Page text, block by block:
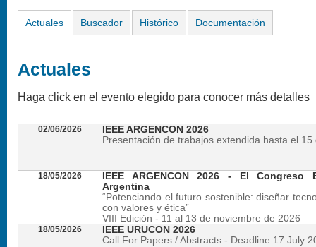
Actuales Buscador Histórico Documentación
Actuales
Haga click en el evento elegido para conocer más detalles
02/06/2026
IEEE ARGENCON 2026
Presentación de trabajos extendida hasta el 15
18/05/2026
IEEE ARGENCON 2026 - El
Argentina
“Potenciando el futuro sostenible: diseñar
con valores y ética”
VIII Edición - 11 al 13 de noviembre de 2026
18/05/2026
IEEE URUCON 2026
Call For Papers / Abstracts - Deadline 17 July